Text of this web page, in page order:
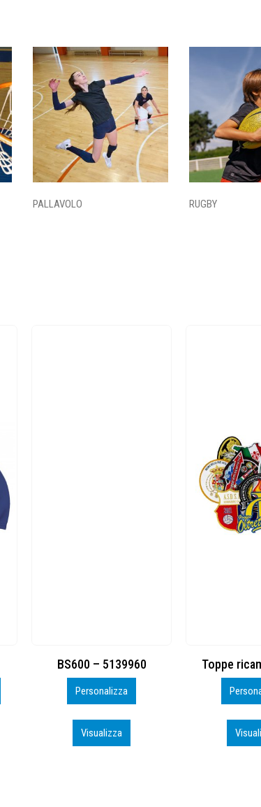
PALLAVOLO RUGBY
Toppe ricamate in HD
Personalizza
Visualizza
KIT CAMP